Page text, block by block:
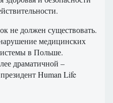
не должен существовать.
медицинских
в Польше.
драматичной –
Human Life